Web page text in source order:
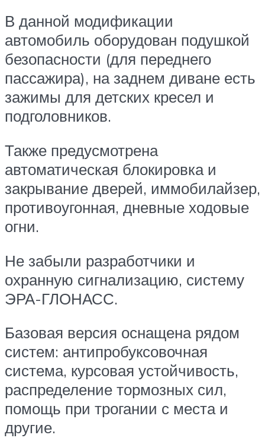
В данной модификации
автомобиль оборудован подушкой
безопасности (для переднего
пассажира), на заднем диване есть
зажимы для детских кресел и
подголовников.
Также предусмотрена
автоматическая блокировка и
закрывание дверей, иммобилайзер,
противоугонная, дневные ходовые
огни.
Не забыли разработчики и
охранную сигнализацию, систему
ЭРА-ГЛОНАСС.
Базовая версия оснащена рядом
систем: антипробуксовочная
система, курсовая устойчивость,
распределение тормозных сил,
помощь при трогании с места и
другие.